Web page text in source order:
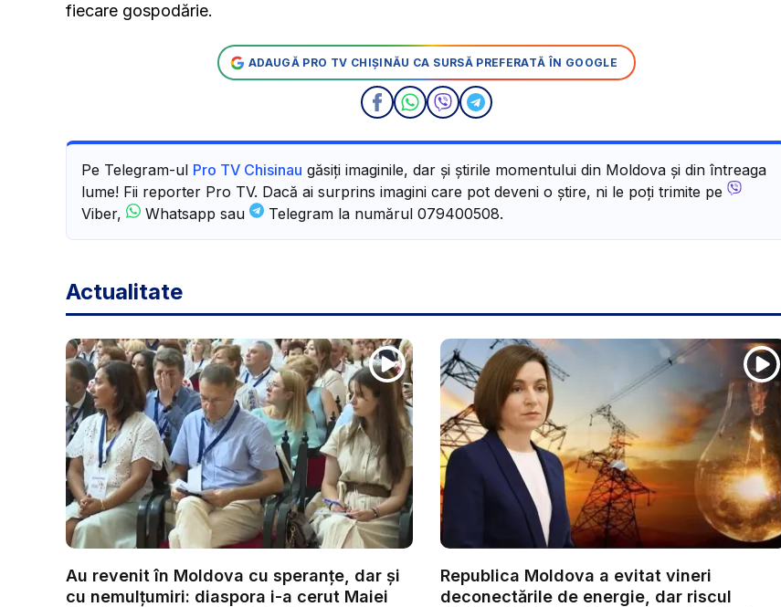
fiecare gospodărie.
ADAUGĂ PRO TV CHIȘINĂU CA SURSĂ PREFERATĂ ÎN GOOGLE
Pe Telegram-ul Pro TV Chisinau găsiți imaginile, dar și știrile momentului din Moldova și din întreaga
lume! Fii reporter Pro TV. Dacă ai surprins imagini care pot deveni o știre, ni le poți trimite pe
Viber,
Whatsapp sau Telegram la numărul 079400508.
Actualitate
Au revenit în Moldova cu speranțe, dar și
cu nemulțumiri: diaspora i-a cerut Maiei
Republica Moldova a evitat vineri
deconectările de energie, dar riscul